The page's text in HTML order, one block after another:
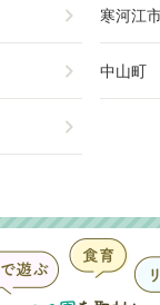
chevron_right 寒河江
chevron_right 中山町
chevron_right